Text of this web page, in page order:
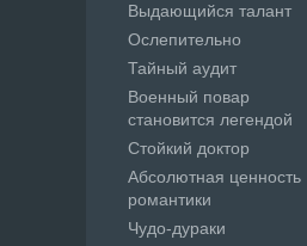
Выдающийся талант
Ослепительно
Тайный аудит
Военный повар
становится легендой
Стойкий доктор
Абсолютная ценность
романтики
Чудо-дураки